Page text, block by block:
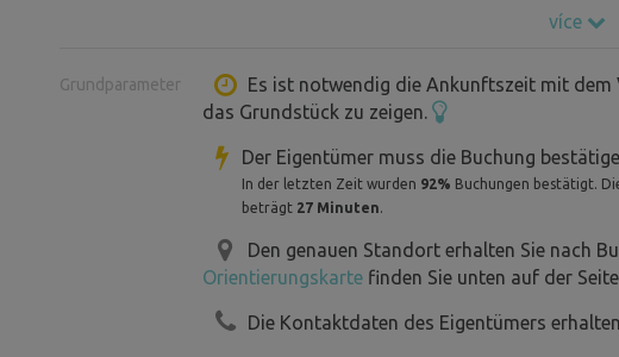
více
Grundparameter
Es ist notwendig die Ankunftszeit mit dem
das Grundstück zu zeigen.
Der Eigentümer muss die Buchung
In der letzten Zeit wurden 92% Buchungen bestätigt.
beträgt 27 Minuten.
Den genauen Standort erhalten Sie nach
Orientierungskarte finden Sie unten auf der
Die Kontaktdaten des Eigentümers